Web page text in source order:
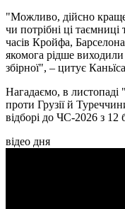
"Можливо, дійсно
чи потрібні ці
часів Кройфа,
якомога рідше виходили
збірної", – цитує
Нагадаємо, в листопаді
проти Грузії й
відборі до ЧС-2026 з 12
відео дня